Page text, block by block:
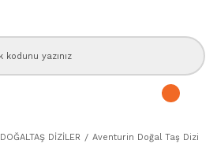
DOĞALTAŞ DİZİLER Aventurin Doğal Taş Dizi